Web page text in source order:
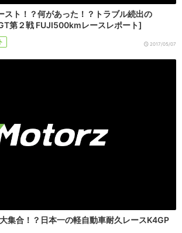
スト！？何があった！？トラブル続出の
第２戦 FUJI500kmレースレポート]
2017/05/07
集合！？日本一の軽自動車耐久レースK4GP